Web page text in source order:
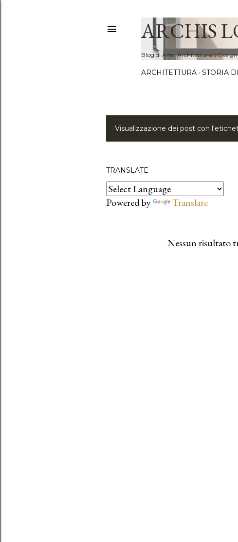
ARCHIS
Blog di Arte, Architettura e Design
ARCHITETTURA STORIA
P
s
t
Visualizzazione dei post con
TRANSLATE
Powered by Translate
Nessun risultato